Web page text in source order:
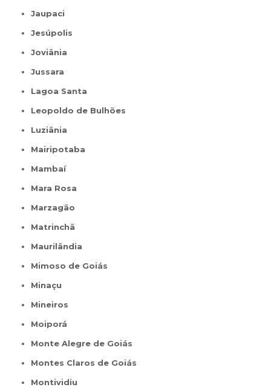
Jaupaci
Jesúpolis
Joviânia
Jussara
Lagoa Santa
Leopoldo de Bulhões
Luziânia
Mairipotaba
Mambaí
Mara Rosa
Marzagão
Matrinchã
Maurilândia
Mimoso de Goiás
Minaçu
Mineiros
Moiporá
Monte Alegre de Goiás
Montes Claros de Goiás
Montividiu